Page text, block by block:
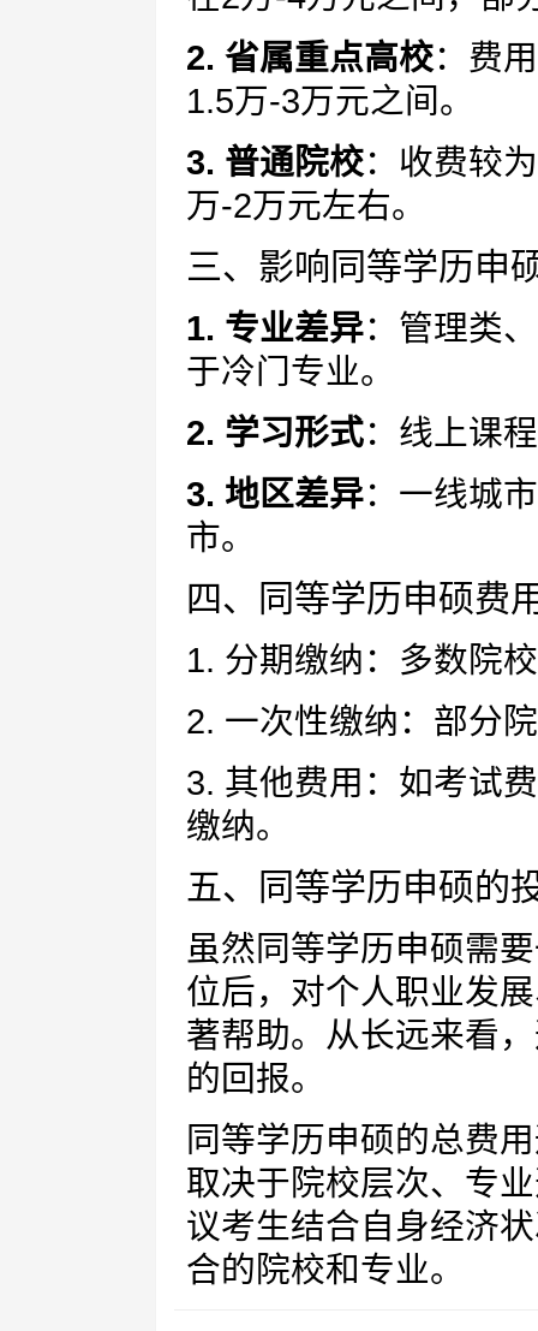
2. 省属重点高校：费
1.5万-3万元之间。
3. 普通院校：收费较
万-2万元左右。
三、影响同等学历申
1. 专业差异：管理类
于冷门专业。
2. 学习形式：线上课
3. 地区差异：一线城
市。
四、同等学历申硕费
1. 分期缴纳：多数院
2. 一次性缴纳：部分
3. 其他费用：如考试
缴纳。
五、同等学历申硕的
虽然同等学历申硕需
位后，对个人职业发
著帮助。从长远来看
的回报。
同等学历申硕的总费
取决于院校层次、专
议考生结合自身经济
合的院校和专业。